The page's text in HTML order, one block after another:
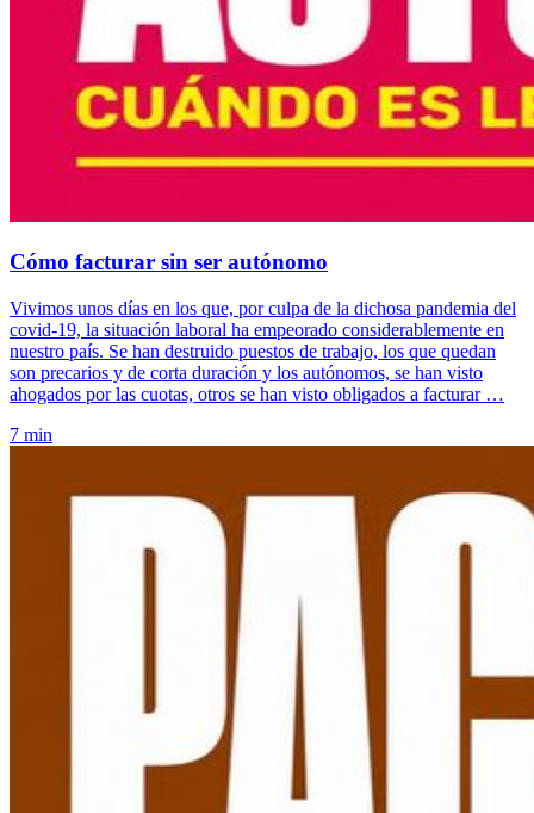
Cómo facturar sin ser autónomo
Vivimos unos días en los que, por culpa de la dichosa pandemia del
covid-19, la situación laboral ha empeorado considerablemente en
nuestro país. Se han destruido puestos de trabajo, los que quedan
son precarios y de corta duración y los autónomos, se han visto
ahogados por las cuotas, otros se han visto obligados a facturar …
7 min